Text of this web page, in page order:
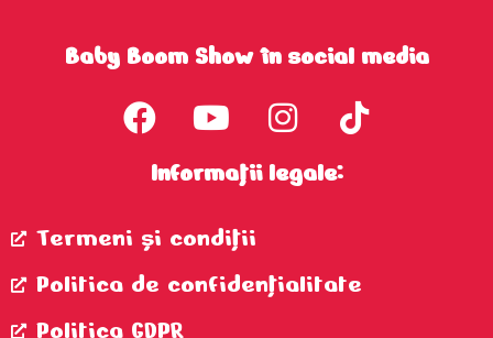
Baby Boom Show în social media
Informații legale:
Termeni şi condiţii
Politica de confidenţialitate
Politica GDPR